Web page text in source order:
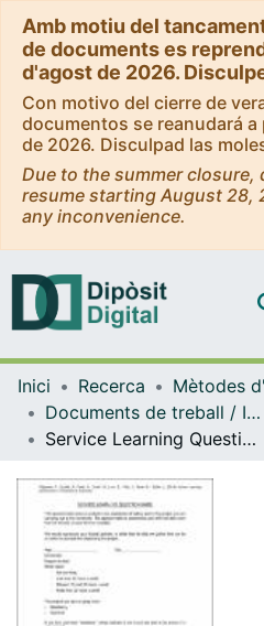
Amb motiu del
de documents es
d'agost de 2026.
Con motivo del cierre de
documentos se reanudará
de 2026. Disculpad las
Due to the summer
resume starting August 28,
any inconvenience.
Inici Recerca
Documents de treball / Informes (Mètodes d'Investigació i Diagnòstic en Educació)
Service Learning Questionnaire